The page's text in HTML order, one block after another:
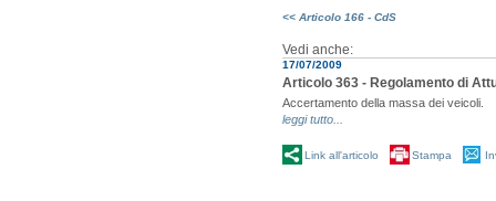
<< Articolo 166 - CdS
Vedi anche:
17/07/2009
Articolo 363 - Regolamento di
Accertamento della massa dei veicoli.
leggi tutto...
Link all'articolo Stampa